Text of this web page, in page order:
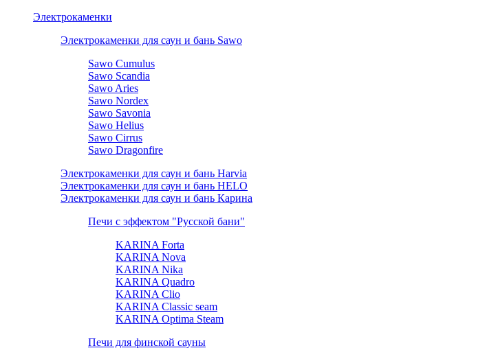
Электрокаменки
Электрокаменки для саун и бань Sawo
Sawo Cumulus
Sawo Scandia
Sawo Aries
Sawo Nordex
Sawo Savonia
Sawo Helius
Sawo Cirrus
Sawo Dragonfire
Электрокаменки для саун и бань Harvia
Электрокаменки для саун и бань HELO
Электрокаменки для саун и бань Карина
Печи с эффектом "Русской бани"
KARINA Forta
KARINA Nova
KARINA Nika
KARINA Quadro
KARINA Clio
KARINA Classic seam
KARINA Optima Steam
Печи для финской сауны